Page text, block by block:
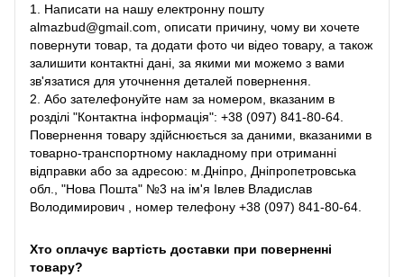
1. Написати на нашу електронну пошту
almazbud@gmail.com, описати причину, чому ви хочете
повернути товар, та додати фото чи відео товару, а також
залишити контактні дані, за якими ми можемо з вами
зв'язатися для уточнення деталей повернення.
2. Або зателефонуйте нам за номером, вказаним в
розділі "Контактна інформація": +38 (097) 841-80-64.
Повернення товару здійснюється за даними, вказаними в
товарно-транспортному накладному при отриманні
відправки або за адресою: м.Дніпро, Дніпропетровська
обл., "Нова Пошта" №3 на ім'я Івлев Владислав
Володимирович , номер телефону +38 (097) 841-80-64.
Хто оплачує вартість доставки при поверненні
товару?